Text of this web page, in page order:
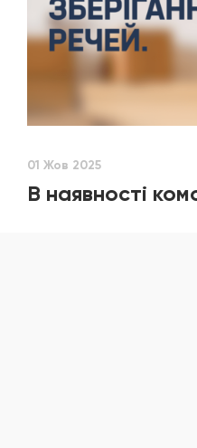
01 Жов 2025
В наявності